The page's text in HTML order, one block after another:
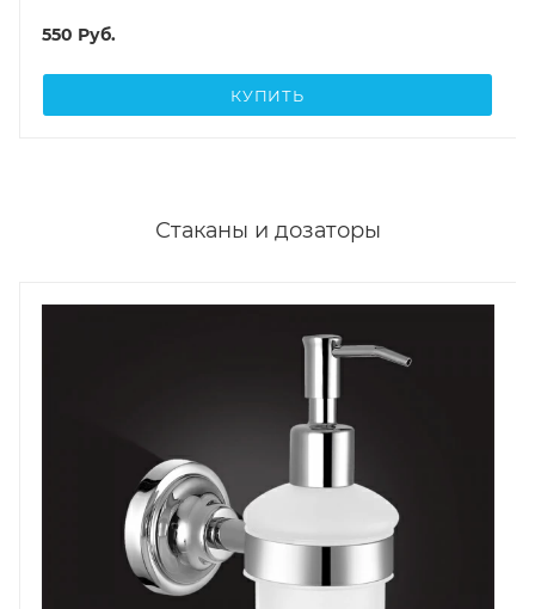
550 Руб.
КУПИТЬ
Стаканы и дозаторы